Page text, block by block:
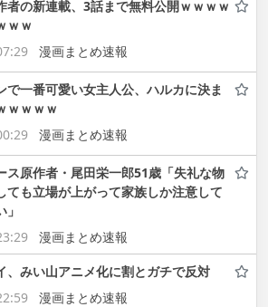
者の新連載、3話まで無料公開ｗｗｗｗ
ｗｗ
漫画まとめ速報
で一番可愛い女主人公、ハルカに決ま
ｗｗｗｗ
漫画まとめ速報
ス原作者・尾田栄一郎51歳「失礼な物
ても立場が上がって家族しか注意して
漫画まとめ速報
、みい山アニメ化に割とガチで反対
漫画まとめ速報